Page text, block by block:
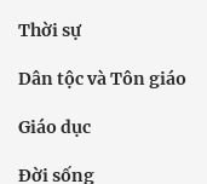
Thời sự
Dân tộc và Tôn giáo
Giáo dục
Đời sống